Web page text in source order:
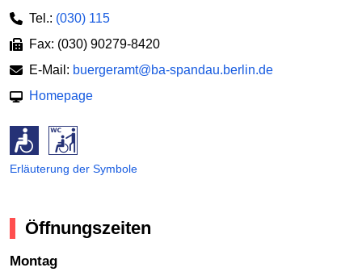
Tel.: (030) 115
Fax: (030) 90279-8420
E-Mail: buergeramt@ba-spandau.berlin.de
Homepage
Erläuterung der Symbole
Öffnungszeiten
Montag